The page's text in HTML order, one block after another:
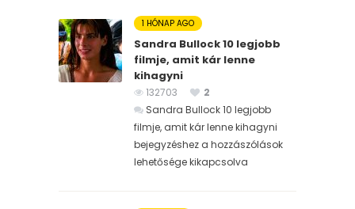
1 HÓNAP AGO
Sandra Bullock 10 legjobb
filmje, amit kár lenne
kihagyni
132703
2
Sandra Bullock 10 legjobb
filmje, amit kár lenne kihagyni
bejegyzéshez a hozzászólások
lehetősége kikapcsolva